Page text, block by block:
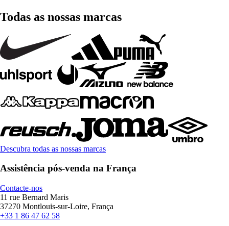
Todas as nossas marcas
Descubra todas as nossas marcas
Assistência pós-venda na França
Contacte-nos
11 rue Bernard Maris
37270 Montlouis-sur-Loire, França
+33 1 86 47 62 58